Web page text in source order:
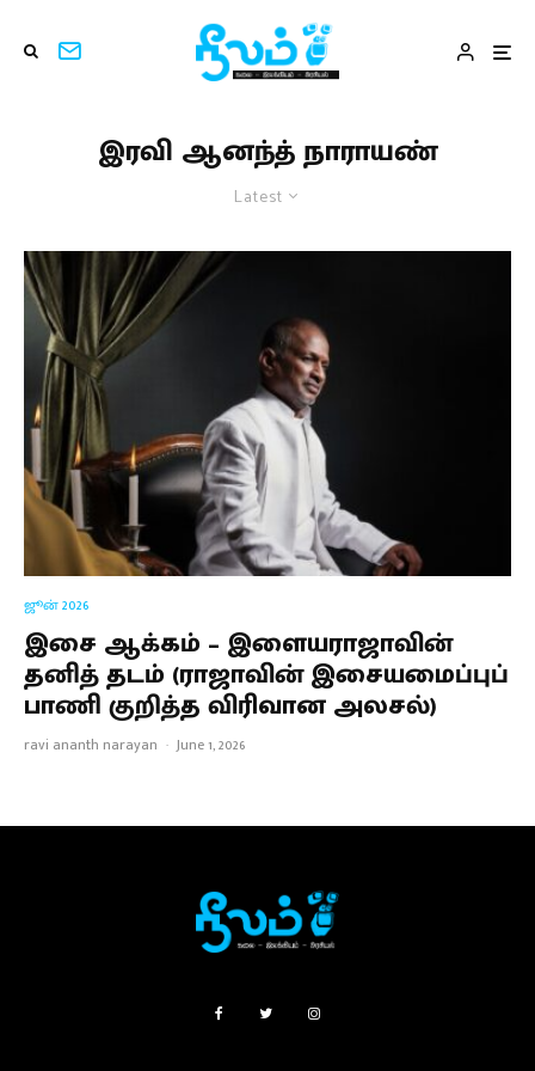
இரவி ஆனந்த் நாராயண்
Latest
ஜூன் 2026
இசை ஆக்கம் – இளையராஜாவின்
தனித் தடம் (ராஜாவின் இசையமைப்புப்
பாணி குறித்த விரிவான அலசல்)
ravi ananth narayan · June 1, 2026